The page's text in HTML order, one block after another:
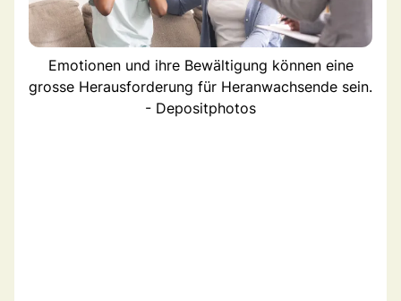
Emotionen und ihre Bewältigung können eine
grosse Herausforderung für Heranwachsende sein.
- Depositphotos